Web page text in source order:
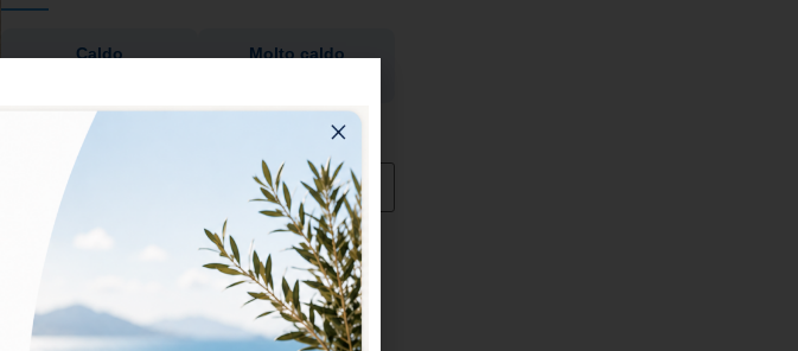
Caldo Molto caldo
Aggiungi al carrello